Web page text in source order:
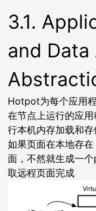
3.1.
and Data
Hotpot为每个应用
在节点上运行的应
行本机内存加载和
如果页面在本地存
面，不然就生成一
取远程页面完成